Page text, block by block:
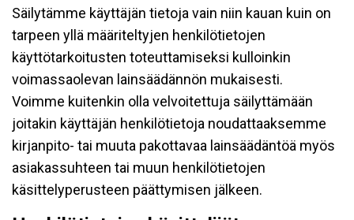
Säilytämme käyttäjän tietoja vain niin kauan kuin on
tarpeen yllä määriteltyjen henkilötietojen
käyttötarkoitusten toteuttamiseksi kulloinkin
voimassaolevan lainsäädännön mukaisesti.
Voimme kuitenkin olla velvoitettuja säilyttämään
joitakin käyttäjän henkilötietoja noudattaaksemme
kirjanpito- tai muuta pakottavaa lainsäädäntöä myös
asiakassuhteen tai muun henkilötietojen
käsittelyperusteen päättymisen jälkeen.